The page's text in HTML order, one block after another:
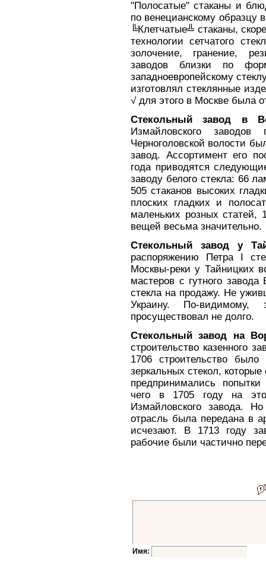
"Полосатые" стаканы и
по венецианскому образцу
╚Клетчатые╩ стаканы,
технологии сетчатого
золочение, гранение,
заводов близки по
западноевропейскому
изготовлял стеклянные
√ для этого в Москве была
Стекольный завод в
Измайловского
Черноголовской волости
завод. Ассортимент его
года приводятся
заводу белого стекла: 66
505 стаканов высоких
плоских гладких и
маленьких розных статей,
вещей весьма значительно.
Стекольный завод у
распоряжению Петра I
Москвы-реки у Тайницких
мастеров с гутного
стекла на продажу. Не
Украину. По-видимому,
просуществовал не долго.
Стекольный завод на
строительство казенного
1706 строительство
зеркальных стекол,
предпринимались
чего в 1705 году на
Измайловского завода.
отрасль была передана в
исчезают. В 1713 году
рабочие были частично
Имя: